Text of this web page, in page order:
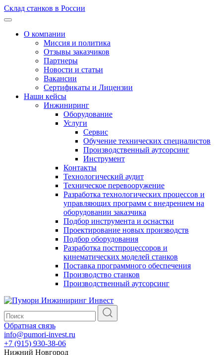
Склад станков в России
О компании
Миссия и политика
Отзывы заказчиков
Партнеры
Новости и статьи
Вакансии
Сертификаты и Лицензии
Наши кейсы
Инжиниринг
Оборудование
Услуги
Сервис
Обучение технических специалистов
Производственный аутсорсинг
Инструмент
Контакты
Технологический аудит
Техническое перевооружение
Разработка технологических процессов и
управляющих программ с внедрением на
оборудовании заказчика
Подбор инструмента и оснастки
Проектирование новых производств
Подбор оборудования
Разработка постпроцессоров и
кинематических моделей станков
Поставка программного обеспечения
Производство станков
Производственный аутсорсинг
Обратная связь
info@pumori-invest.ru
+7 (915) 930-38-06
Нижний Новгород